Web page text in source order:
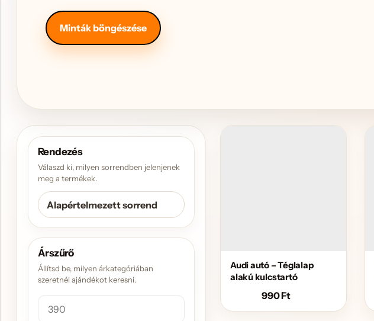
Minták böngészése
Rendezés
Válaszd ki, milyen sorrendben jelenjenek
meg a termékek.
Árszűrő
Állítsd be, milyen árkategóriában
szeretnél ajándékot keresni.
Audi autó – Téglalap
alakú kulcstartó
990Ft